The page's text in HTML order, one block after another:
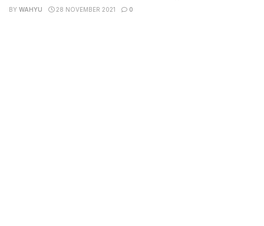
BY WAHYU 28 NOVEMBER 2021 0